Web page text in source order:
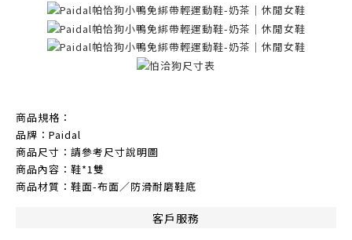
商品規格：
品牌：Paidal
商品尺寸：請參考尺寸說明圖
商品內容：鞋*1雙
商品材質：鞋面-布面／防滑耐磨鞋底
客戶服務